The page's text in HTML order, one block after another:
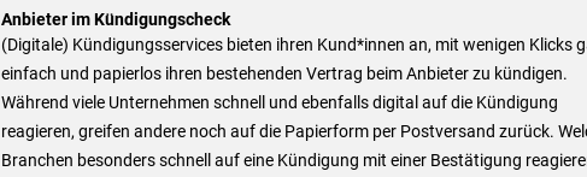
Anbieter im Kündigungscheck
(Digitale) Kündigungsservices bieten ihren Kund*innen an, mit wenigen Klicks
einfach und papierlos ihren bestehenden Vertrag beim Anbieter zu kündigen.
Während viele Unternehmen schnell und ebenfalls digital auf die Kündigung
reagieren, greifen andere noch auf die Papierform per Postversand zurück.
Branchen besonders schnell auf eine Kündigung mit einer Bestätigung